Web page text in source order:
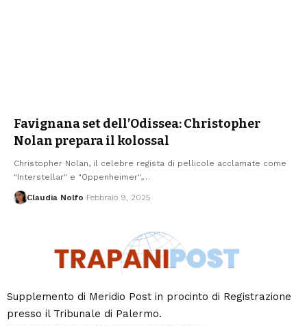
Favignana set dell’Odissea: Christopher
Nolan prepara il kolossal
Christopher Nolan, il celebre regista di pellicole acclamate come
"Interstellar" e "Oppenheimer",…
Claudia Nolfo Febbraio 9, 2025
Supplemento di Meridio Post in procinto di Registrazione
presso il Tribunale di Palermo.